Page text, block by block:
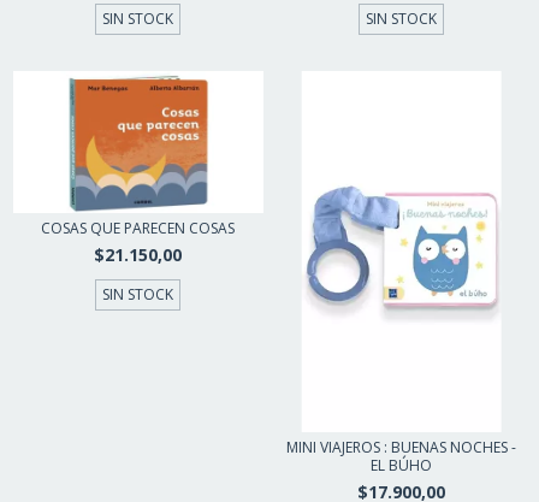
SIN STOCK SIN STOCK
COSAS QUE PARECEN COSAS
$21.150,00
SIN STOCK
MINI VIAJEROS : BUENAS NOCHES -
EL BÚHO
$17.900,00